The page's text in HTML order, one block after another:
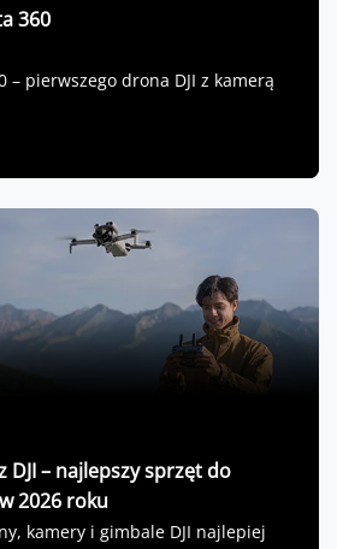
360
– pierwszego drona DJI z kamerą
DJI – najlepszy sprzęt do
2026 roku
kamery i gimbale DJI najlepiej